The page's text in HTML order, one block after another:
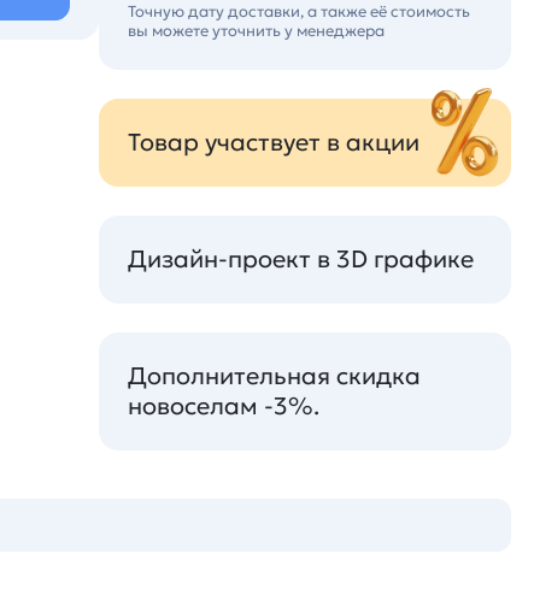
Точную дату доставки, а также её стоимость
вы можете уточнить у менеджера
Товар участвует в акции
Дизайн-проект в 3D графике
Дополнительная скидка
новоселам -3%.